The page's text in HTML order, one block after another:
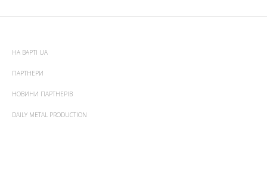
НА ВАРТІ UA
ПАРТНЕРИ
НОВИНИ ПАРТНЕРІВ
DAILY METAL PRODUCTION